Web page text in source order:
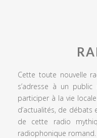
Cette toute nouvelle
s’adresse à un public
participer à la vie
d’actualités, de débats
de cette radio
radiophonique romand.